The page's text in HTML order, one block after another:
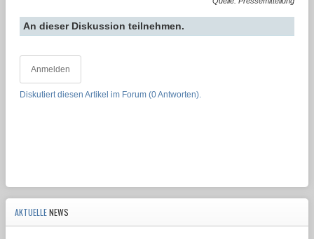
An dieser Diskussion teilnehmen.
Anmelden
Diskutiert diesen Artikel im Forum (0 Antworten).
AKTUELLENEWS